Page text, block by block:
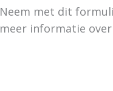
Neem met dit
meer informatie over